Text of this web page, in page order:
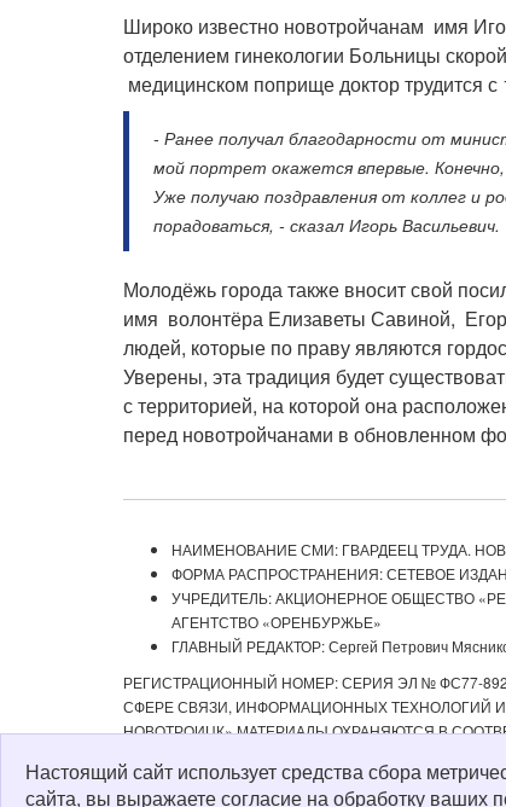
Широко известно новотройчанам имя
отделением гинекологии Больницы
медицинском поприще доктор трудится
- Ранее получал благодарности от
мой портрет окажется впервые.
Уже получаю поздравления от коллег и
порадоваться, - сказал Игорь Васильевич.
Молодёжь города также вносит свой
имя волонтёра Елизаветы Савиной,
людей, которые по праву являются
Уверены, эта традиция будет
с территорией, на которой она
перед новотройчанами в обновленном
НАИМЕНОВАНИЕ СМИ: ГВАРДЕЕЦ ТРУДА.
ФОРМА РАСПРОСТРАНЕНИЯ: СЕТЕВОЕ
УЧРЕДИТЕЛЬ: АКЦИОНЕРНОЕ ОБЩЕСТВО
АГЕНТСТВО «ОРЕНБУРЖЬЕ»
ГЛАВНЫЙ РЕДАКТОР: Сергей Петрович
РЕГИСТРАЦИОННЫЙ НОМЕР: СЕРИЯ ЭЛ № ФС77-
СФЕРЕ СВЯЗИ, ИНФОРМАЦИОННЫХ ТЕХНОЛОГИЙ
НОВОТРОИЦК» МАТЕРИАЛЫ ОХРАНЯЮТСЯ В
ИЗДАНИИ «ГВАРДЕЕЦ ТРУДА. НОВОТРОИЦК», А
Настоящий сайт использует средства сбора
сайта, вы выражаете согласие на обработку ваших